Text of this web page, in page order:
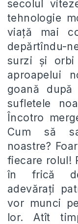
secolul
tehnologie
viață mai
depărtîndu-
surzi și orbi
aproapelui
goană
sufletele
Încotro
Cum să
noastre?
fiecare rolul!
în frică de
adevărați
vor munci
lor. Atît